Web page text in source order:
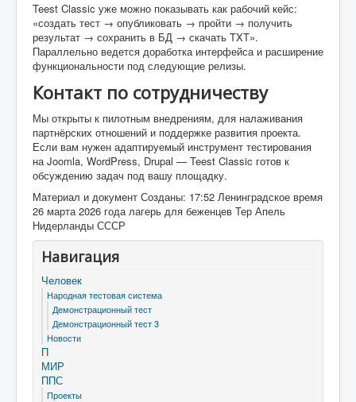
Teest Classic уже можно показывать как рабочий кейс:
«создать тест → опубликовать → пройти → получить
результат → сохранить в БД → скачать TXT».
Параллельно ведется доработка интерфейса и расширение
функциональности под следующие релизы.
Контакт по сотрудничеству
Мы открыты к пилотным внедрениям, для налаживания
партнёрских отношений и поддержке развития проекта.
Если вам нужен адаптируемый инструмент тестирования
на Joomla, WordPress, Drupal — Teest Classic готов к
обсуждению задач под вашу площадку.
Материал и документ Созданы: 17:52 Ленинградское время
26 марта 2026 года лагерь для беженцев Тер Апель
Нидерланды СССР
Навигация
Человек
Народная тестовая система
Демонстрационный тест
Демонстрационный тест 3
Новости
П
МИР
ППС
Проекты